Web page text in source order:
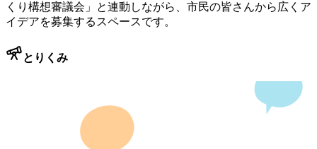
くり構想審議会」と連動しながら、市民の皆さんから広くア
イデアを募集するスペースです。
とりくみ